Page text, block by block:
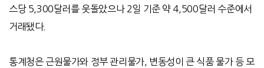
스당5,300달러를 웃돌았으나 2일 기준 약 4,500달러 수준에서
거래됐다.
통계청은 근원물가와 정부 관리물가,
변동성이 큰 식품 물가 등 모